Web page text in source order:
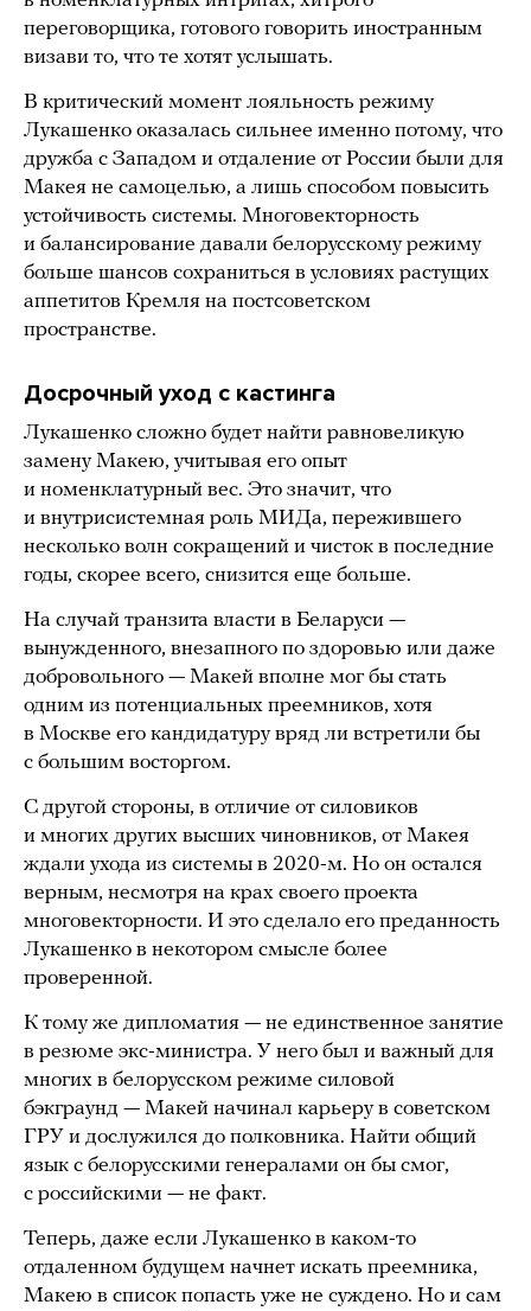
переговорщика, готового говорить иностранным
визави то, что те хотят услышать.
В критический момент лояльность режиму
Лукашенко оказалась сильнее именно потому, что
дружба с Западом и отдаление от России были для
Макея не самоцелью, а лишь способом повысить
устойчивость системы. Многовекторность
и балансирование давали белорусскому режиму
больше шансов сохраниться в условиях растущих
аппетитов Кремля на постсоветском
пространстве.
Досрочный уход с кастинга
Лукашенко сложно будет найти равновеликую
замену Макею, учитывая его опыт
и номенклатурный вес. Это значит, что
и внутрисистемная роль МИДа, пережившего
несколько волн сокращений и чисток в последние
годы, скорее всего, снизится еще больше.
На случай транзита власти в Беларуси —
вынужденного, внезапного по здоровью или даже
добровольного — Макей вполне мог бы стать
одним из потенциальных преемников, хотя
в Москве его кандидатуру вряд ли встретили бы
с большим восторгом.
С другой стороны, в отличие от силовиков
и многих других высших чиновников, от Макея
ждали ухода из системы в 2020-м. Но он остался
верным, несмотря на крах своего проекта
многовекторности. И это сделало его преданность
Лукашенко в некотором смысле более
проверенной.
К тому же дипломатия — не единственное занятие
в резюме экс-министра. У него был и важный для
многих в белорусском режиме силовой
бэкграунд — Макей начинал карьеру в советском
ГРУ и дослужился до полковника. Найти общий
язык с белорусскими генералами он бы смог,
с российскими — не факт.
Теперь, даже если Лукашенко в каком-то
отдаленном будущем начнет искать преемника,
Макею в список попасть уже не суждено. Но и сам